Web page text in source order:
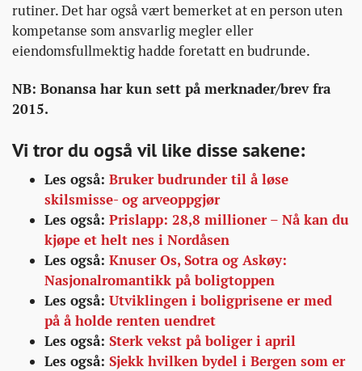
rutiner. Det har også vært bemerket at en person uten
kompetanse som ansvarlig megler eller
eiendomsfullmektig hadde foretatt en budrunde.
NB: Bonansa har kun sett på merknader/brev fra
2015.
Vi tror du også vil like disse sakene:
Les også: Bruker budrunder til å løse
skilsmisse- og arveoppgjør
Les også: Prislapp: 28,8 millioner – Nå kan du
kjøpe et helt nes i Nordåsen
Les også: Knuser Os, Sotra og Askøy:
Nasjonalromantikk på boligtoppen
Les også: Utviklingen i boligprisene er med
på å holde renten uendret
Les også: Sterk vekst på boliger i april
Les også: Sjekk hvilken bydel i Bergen som er